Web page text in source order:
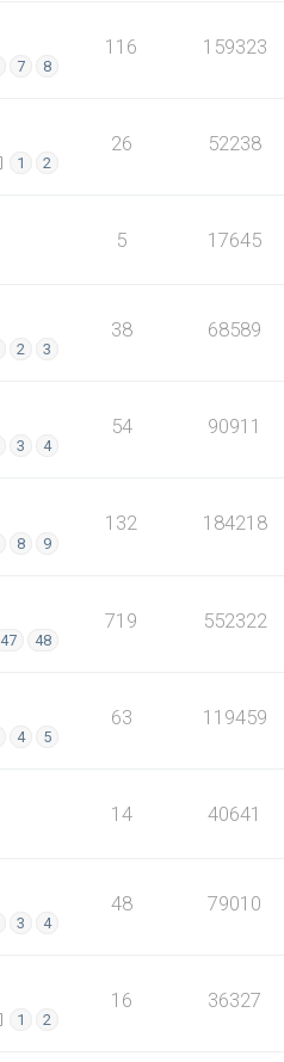
7 8
116 159323
1 2
26 52238
5 17645
2 3
38 68589
3 4
54 90911
8 9
132 184218
47 48
719 552322
4 5
63 119459
14 40641
3 4
48 79010
1 2
16 36327